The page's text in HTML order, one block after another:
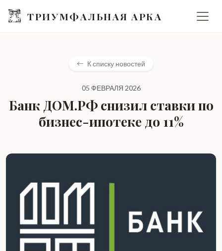
ТРИУМФАЛЬНАЯ АРКА
К списку новостей
05 ФЕВРАЛЯ 2026
Банк ДОМ.РФ снизил ставки по
бизнес-ипотеке до 11%